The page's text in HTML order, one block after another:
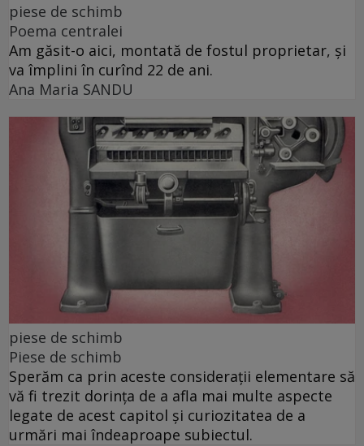
piese de schimb
Poema centralei
Am găsit-o aici, montată de fostul proprietar, și
va împlini în curînd 22 de ani.
Ana Maria SANDU
piese de schimb
Piese de schimb
Sperăm ca prin aceste considerații elementare să
vă fi trezit dorința de a afla mai multe aspecte
legate de acest capitol și curiozitatea de a
urmări mai îndeaproape subiectul.